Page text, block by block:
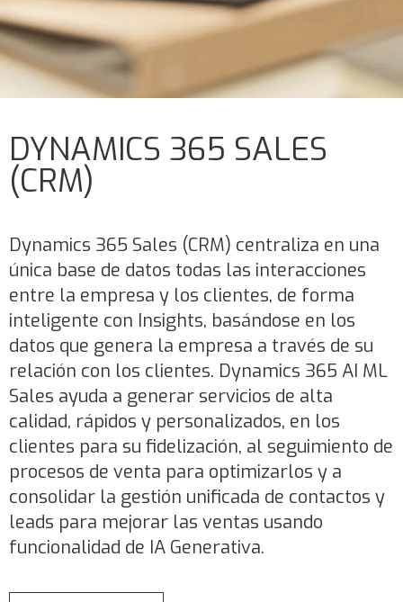
DYNAMICS 365 SALES
(CRM)
Dynamics 365 Sales (CRM) centraliza en una
única base de datos todas las interacciones
entre la empresa y los clientes, de forma
inteligente con Insights, basándose en los
datos que genera la empresa a través de su
relación con los clientes. Dynamics 365 AI ML
Sales ayuda a generar servicios de alta
calidad, rápidos y personalizados, en los
clientes para su fidelización, al seguimiento de
procesos de venta para optimizarlos y a
consolidar la gestión unificada de contactos y
leads para mejorar las ventas usando
funcionalidad de IA Generativa.